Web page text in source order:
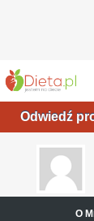
Odwiedź
O